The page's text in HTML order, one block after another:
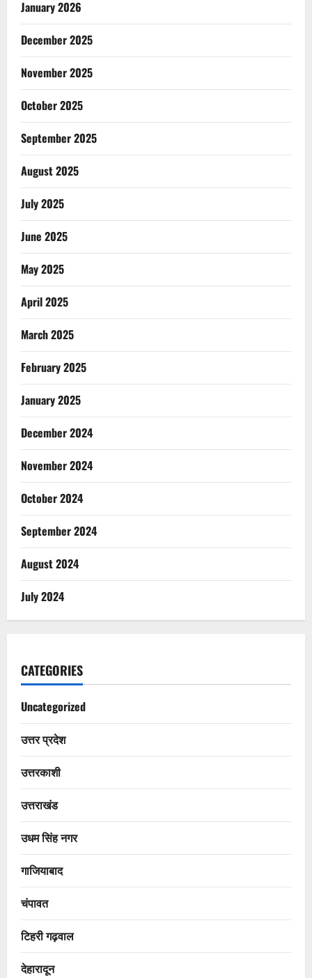
January 2026
December 2025
November 2025
October 2025
September 2025
August 2025
July 2025
June 2025
May 2025
April 2025
March 2025
February 2025
January 2025
December 2024
November 2024
October 2024
September 2024
August 2024
July 2024
CATEGORIES
Uncategorized
उत्तर प्रदेश
उत्तरकाशी
उत्तराखंड
उधम सिंह नगर
गाजियाबाद
चंपावत
टिहरी गढ़वाल
देहारादून